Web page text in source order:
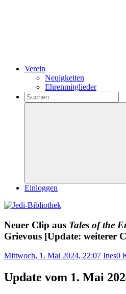
Verein
Neuigkeiten
Ehrenmitglieder
Search
Suchen
nach:
Einloggen
Neuer Clip aus Tales of the
Grievous [Update: weiterer
Mittwoch, 1. Mai 2024, 22:07 Ines0
Update vom 1. Mai